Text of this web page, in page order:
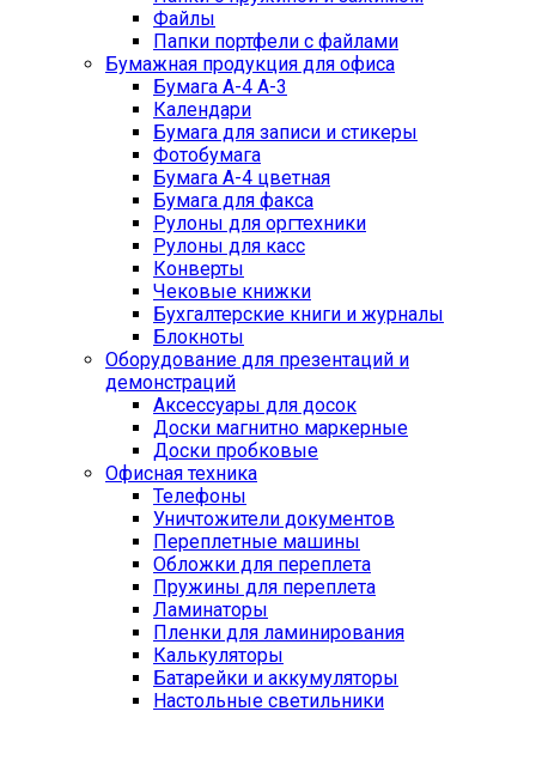
Файлы
Папки портфели с файлами
Бумажная продукция для офиса
Бумага А-4 А-3
Календари
Бумага для записи и стикеры
Фотобумага
Бумага А-4 цветная
Бумага для факса
Рулоны для оргтехники
Рулоны для касс
Конверты
Чековые книжки
Бухгалтерские книги и журналы
Блокноты
Оборудование для презентаций и
демонстраций
Аксессуары для досок
Доски магнитно маркерные
Доски пробковые
Офисная техника
Телефоны
Уничтожители документов
Переплетные машины
Обложки для переплета
Пружины для переплета
Ламинаторы
Пленки для ламинирования
Калькуляторы
Батарейки и аккумуляторы
Настольные светильники